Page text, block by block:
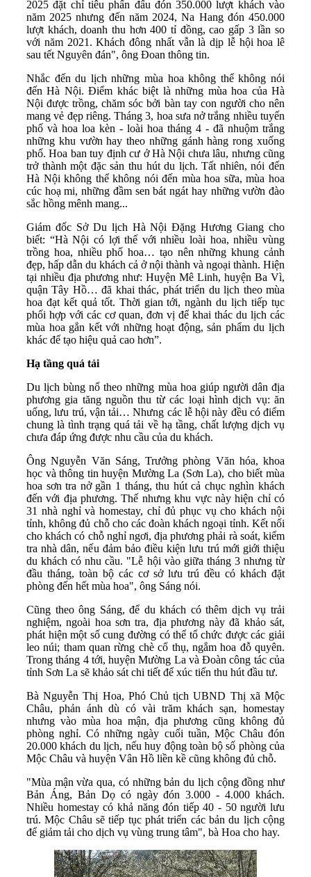
2025 đặt chỉ tiêu phấn đấu đón 350.000 lượt khách vào
năm 2025 nhưng đến năm 2024, Na Hang đón 450.000
lượt khách, doanh thu hơn 400 tỉ đồng, cao gấp 3 lần so
với năm 2021. Khách đông nhất vẫn là dịp lễ hội hoa lê
sau tết Nguyên đán", ông Đoan thông tin.
Nhắc đến du lịch những mùa hoa không thể không nói
đến Hà Nội. Điểm khác biệt là những mùa hoa của Hà
Nội được trồng, chăm sóc bởi bàn tay con người cho nên
mang vẻ đẹp riêng. Tháng 3, hoa sưa nở trắng nhiều tuyến
phố và hoa loa kèn - loài hoa tháng 4 - đã nhuộm trắng
những khu vườn hay theo những gánh hàng rong xuống
phố. Hoa ban tuy định cư ở Hà Nội chưa lâu, nhưng cũng
trở thành một đặc sản thu hút du lịch. Tất nhiên, nói đến
Hà Nội không thể không nói đến mùa hoa sữa, mùa hoa
cúc hoạ mi, những đầm sen bát ngát hay những vườn đào
sắc hồng mênh mang...
Giám đốc Sở Du lịch Hà Nội Đặng Hương Giang cho
biết: “Hà Nội có lợi thế với nhiều loài hoa, nhiều vùng
trồng hoa, nhiều phố hoa… tạo nên những khung cảnh
đẹp, hấp dẫn du khách cả ở nội thành và ngoại thành. Hiện
tại nhiều địa phương như: Huyện Mê Linh, huyện Ba Vì,
quận Tây Hồ… đã khai thác, phát triển du lịch theo mùa
hoa đạt kết quả tốt. Thời gian tới, ngành du lịch tiếp tục
phối hợp với các cơ quan, đơn vị để khai thác du lịch các
mùa hoa gắn kết với những hoạt động, sản phẩm du lịch
khác để tạo hiệu quả cao hơn”.
Hạ tầng quá tải
Du lịch bùng nổ theo những mùa hoa giúp người dân địa
phương gia tăng nguồn thu từ các loại hình dịch vụ: ăn
uống, lưu trú, vận tải… Nhưng các lễ hội này đều có điểm
chung là tình trạng quá tải về hạ tầng, chất lượng dịch vụ
chưa đáp ứng được nhu cầu của du khách.
Ông Nguyễn Văn Sáng, Trưởng phòng Văn hóa, khoa
học và thông tin huyện Mường La (Sơn La), cho biết mùa
hoa sơn tra nở gần 1 tháng, thu hút cả chục nghìn khách
đến với địa phương. Thế nhưng khu vực này hiện chỉ có
31 nhà nghỉ và homestay, chỉ đủ phục vụ cho khách nội
tỉnh, không đủ chỗ cho các đoàn khách ngoại tỉnh. Kết nối
cho khách có chỗ nghỉ ngơi, địa phương phải rà soát, kiểm
tra nhà dân, nếu đảm bảo điều kiện lưu trú mới giới thiệu
du khách có nhu cầu. "Lễ hội vào giữa tháng 3 nhưng từ
đầu tháng, toàn bộ các cơ sở lưu trú đều có khách đặt
phòng đến hết mùa hoa", ông Sáng nói.
Cũng theo ông Sáng, để du khách có thêm dịch vụ trải
nghiệm, ngoài hoa sơn tra, địa phương này đã khảo sát,
phát hiện một số cung đường có thể tổ chức được các giải
leo núi; tham quan rừng chè cổ thụ, ngắm hoa đỗ quyên.
Trong tháng 4 tới, huyện Mường La và Đoàn công tác của
tỉnh Sơn La sẽ khảo sát chi tiết để xúc tiến thu hút đầu tư.
Bà Nguyễn Thị Hoa, Phó Chủ tịch UBND Thị xã Mộc
Châu, phản ánh dù có vài trăm khách sạn, homestay
nhưng vào mùa hoa mận, địa phương cũng không đủ
phòng nghỉ. Có những ngày cuối tuần, Mộc Châu đón
20.000 khách du lịch, nếu huy động toàn bộ số phòng của
Mộc Châu và huyện Vân Hồ liền kề cũng không đủ chỗ.
"Mùa mận vừa qua, có những bản du lịch cộng đồng như
Bản Áng, Bản Dọ có ngày đón 3.000 - 4.000 khách.
Nhiều homestay có khả năng đón tiếp 40 - 50 người lưu
trú. Mộc Châu sẽ tiếp tục phát triển các bản du lịch cộng
để giảm tải cho dịch vụ vùng trung tâm", bà Hoa cho hay.